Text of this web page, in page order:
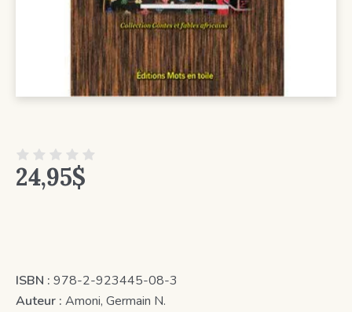
24,95$
ISBN : 978-2-923445-08-3
Auteur : Amoni, Germain N.